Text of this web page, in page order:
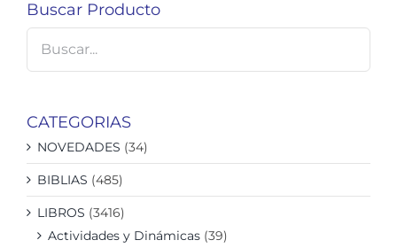
Buscar Producto
CATEGORIAS
NOVEDADES (34)
BIBLIAS (485)
LIBROS (3416)
Actividades y Dinámicas (39)